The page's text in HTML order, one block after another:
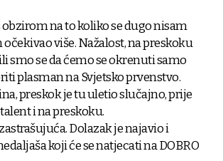
na to koliko se dugo nisam
više. Nažalost, na preskoku
smo se da ćemo se okrenuti samo
plasman na Svjetsko prvenstvo.
preskok je tu uletio slučajno, prije
i na preskoku.
Dolazak je najavio i
koji će se natjecati na DOBRO